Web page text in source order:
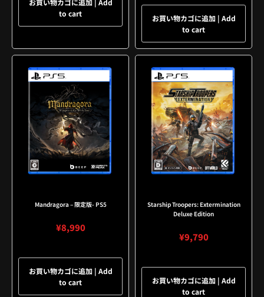
to cart
お買い物カゴに追加 | Add
to cart
Mandragora – 限定版- PS5
¥8,990
お買い物カゴに追加 | Add
to cart
Starship Troopers: Extermination
Deluxe Edition
¥9,790
お買い物カゴに追加 | Add
to cart